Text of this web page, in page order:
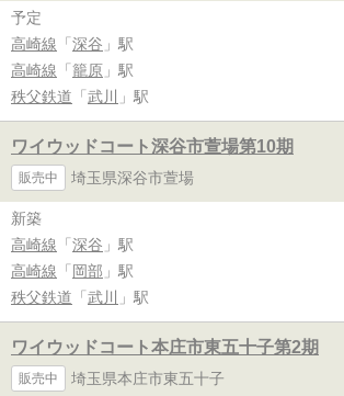
予定
高崎線 「 深谷 」駅
高崎線 「 籠原 」駅
秩父鉄道 「 武川 」駅
ワイウッドコート深谷市萱場第10期
販売中 埼玉県深谷市萱場
新築
高崎線 「 深谷 」駅
高崎線 「 岡部 」駅
秩父鉄道 「 武川 」駅
ワイウッドコート本庄市東五十子第2期
販売中 埼玉県本庄市東五十子